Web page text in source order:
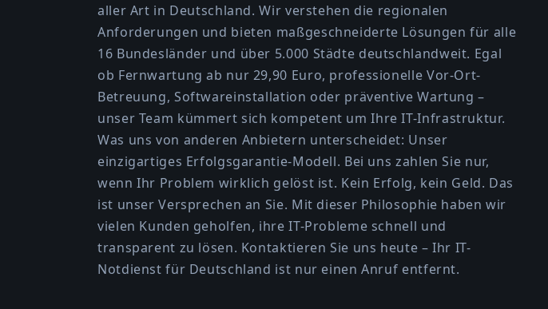
aller Art in Deutschland. Wir verstehen die regionalen
Anforderungen und bieten maßgeschneiderte Lösungen für alle
16 Bundesländer und über 5.000 Städte deutschlandweit. Egal
ob Fernwartung ab nur 29,90 Euro, professionelle Vor-Ort-
Betreuung, Softwareinstallation oder präventive Wartung –
unser Team kümmert sich kompetent um Ihre IT-Infrastruktur.
Was uns von anderen Anbietern unterscheidet: Unser
einzigartiges Erfolgsgarantie-Modell. Bei uns zahlen Sie nur,
wenn Ihr Problem wirklich gelöst ist. Kein Erfolg, kein Geld. Das
ist unser Versprechen an Sie. Mit dieser Philosophie haben wir
vielen Kunden geholfen, ihre IT-Probleme schnell und
transparent zu lösen. Kontaktieren Sie uns heute – Ihr IT-
Notdienst für Deutschland ist nur einen Anruf entfernt.